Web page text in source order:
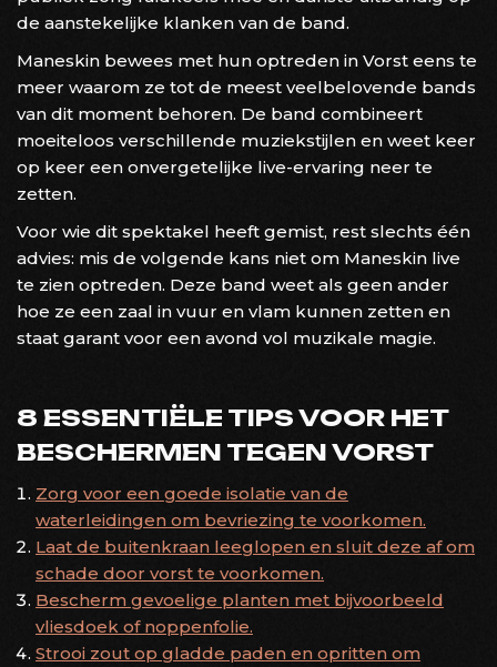
de aanstekelijke klanken van de band.
Maneskin bewees met hun optreden in Vorst eens te
meer waarom ze tot de meest veelbelovende bands
van dit moment behoren. De band combineert
moeiteloos verschillende muziekstijlen en weet keer
op keer een onvergetelijke live-ervaring neer te
zetten.
Voor wie dit spektakel heeft gemist, rest slechts één
advies: mis de volgende kans niet om Maneskin live
te zien optreden. Deze band weet als geen ander
hoe ze een zaal in vuur en vlam kunnen zetten en
staat garant voor een avond vol muzikale magie.
8 ESSENTIËLE TIPS VOOR HET
BESCHERMEN TEGEN VORST
Zorg voor een goede isolatie van de
waterleidingen om bevriezing te voorkomen.
Laat de buitenkraan leeglopen en sluit deze af om
schade door vorst te voorkomen.
Bescherm gevoelige planten met bijvoorbeeld
vliesdoek of noppenfolie.
Strooi zout op gladde paden en opritten om